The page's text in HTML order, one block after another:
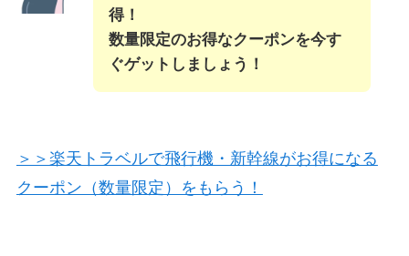
得！
数量限定のお得なクーポンを今す
ぐゲットしましょう！
＞＞楽天トラベルで飛行機・新幹線がお得になる
クーポン（数量限定）をもらう！